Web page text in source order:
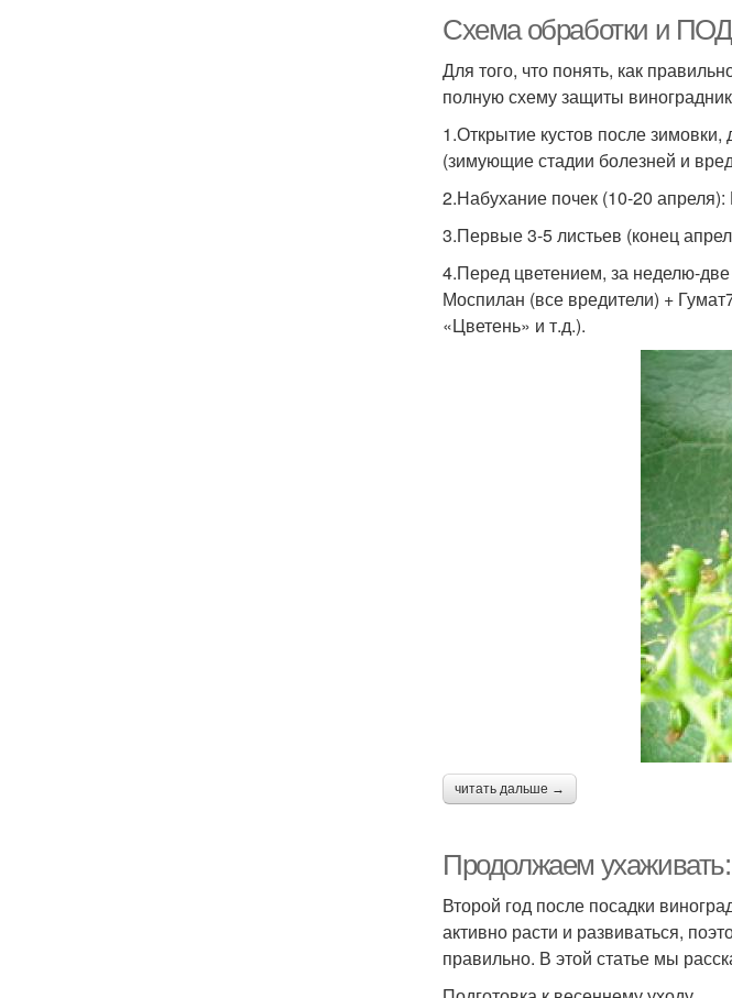
Схема обработки и
Для того, что понять, как
полную схему защиты
1.Открытие кустов после
(зимующие стадии болезней и
2.Набухание почек (10-20
3.Первые 3-5 листьев (конец
4.Перед цветением, за неделю-
Моспилан (все вредители) +
«Цветень» и т.д.).
читать дальше →
Продолжаем ухаживать:
Второй год после посадки
активно расти и развиваться,
правильно. В этой статье мы